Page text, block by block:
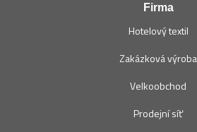
Firma
Hotelový textil
Zakázková výroba
Velkoobchod
Prodejní síť